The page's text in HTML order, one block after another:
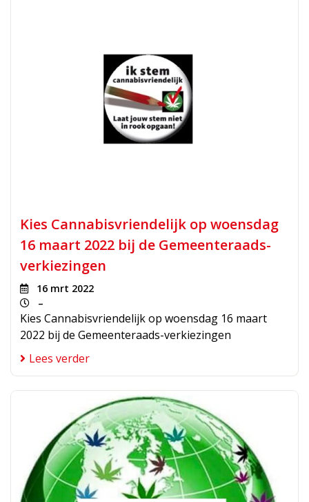
Kies Cannabisvriendelijk op woensdag
16 maart 2022 bij de Gemeenteraads-
verkiezingen
16 mrt 2022
–
Kies Cannabisvriendelijk op woensdag 16 maart
2022 bij de Gemeenteraads-verkiezingen
Lees verder